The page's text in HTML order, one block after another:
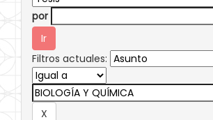
por
Filtros actuales: